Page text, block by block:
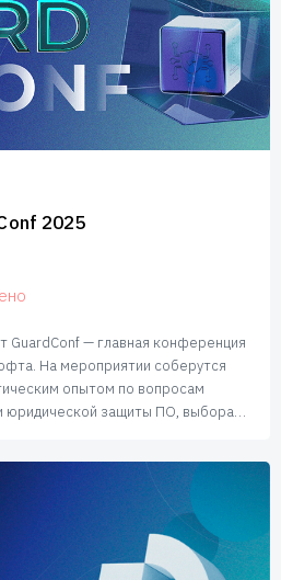
2025
GuardConf — главная конференция
На мероприятии соберутся
опытом по вопросам
юридической защиты ПО, выбора